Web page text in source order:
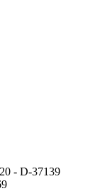
- D-37139